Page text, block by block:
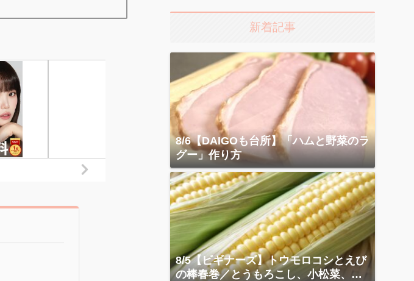
新着記事
8/6【DAIGOも台所】「ハムと野菜のラ
グー」作り方
8/5【ビギナーズ】トウモロコシとえび
の棒春巻／とうもろこし、小松菜、ベ